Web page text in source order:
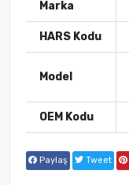
Marka
HARS Kodu
Model
OEM Kodu
Paylaş Tweet